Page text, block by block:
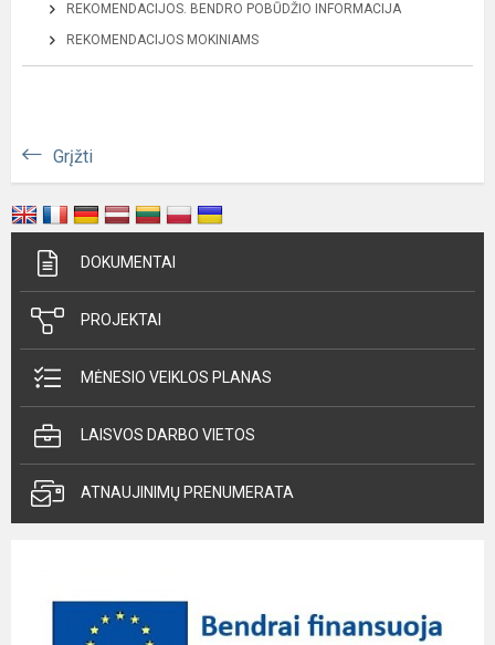
REKOMENDACIJOS. BENDRO POBŪDŽIO INFORMACIJA
REKOMENDACIJOS MOKINIAMS
Grįžti
DOKUMENTAI
PROJEKTAI
MĖNESIO VEIKLOS PLANAS
LAISVOS DARBO VIETOS
ATNAUJINIMŲ PRENUMERATA